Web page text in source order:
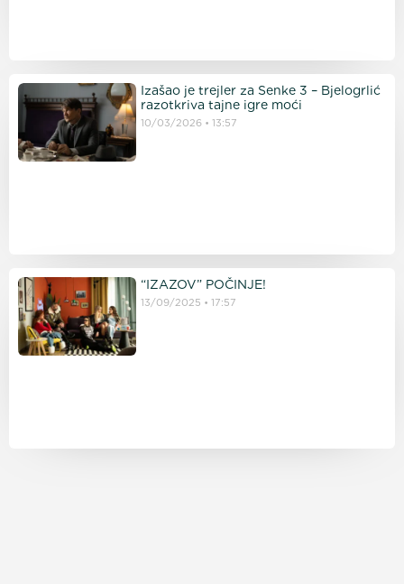
Izašao je trejler za Senke 3 – Bjelogrlić
razotkriva tajne igre moći
10/03/2026 13:57
“IZAZOV” POČINJE!
13/09/2025 17:57